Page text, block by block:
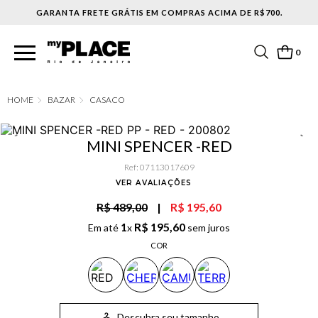
EM COMPRAS ACIMA DE R$700.
0
BAZAR CASACO
MINI SPENCER -RED
Ref: 07113017609
VER AVALIAÇÕES
R$ 489,00 | R$ 195,60
Em até 1x R$ 195,60 sem juros
COR